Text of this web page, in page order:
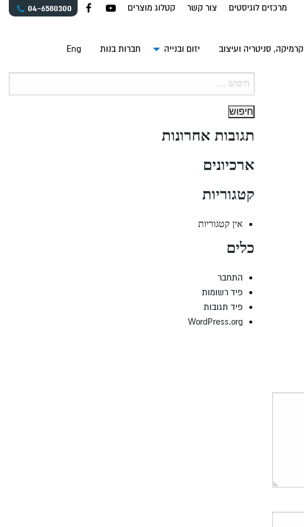
מרכזים לוגיסטים צור קשר קטלוג מוצרים 04-6580300
קרמיקה, סניטריה ועיצוב יזום ובנייה חברות בנות Eng
תגובות אחרונות
ארכיונים
קטגוריות
אין קטגוריות
כלים
התחבר
פיד רשומות
פיד תגובות
WordPress.org